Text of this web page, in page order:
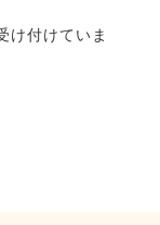
け付けていま